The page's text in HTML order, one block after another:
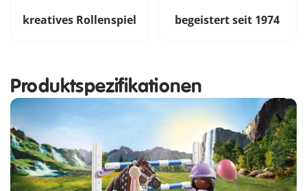
kreatives Rollenspiel begeistert seit 1974
Produktspezifikationen